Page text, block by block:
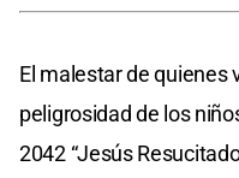
El malestar de quienes
peligrosidad de los
2042 “Jesús